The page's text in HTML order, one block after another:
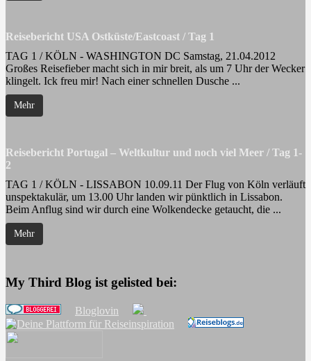
Reisebericht USA Ostküste/Eastcoast / Tag 1
TAG 1 / KÖLN - WASHINGTON DC Samstag, 21.04.2012
Großes Reisefieber macht sich in mir breit, als um 7 Uhr der Wecker
klingelt. Ick freu mir! Nach einer schnellen Dusche ...
Mehr
Reisebericht Portugal – Weltkultur und noch viel Meer / Tag 1-
2
TAG 1 / KÖLN - LISSABON 10.09.11 Der Flug von Köln verläuft
unspektakulär, um 13.00 Uhr landen wir pünktlich in Lissabon.
Beim Anflug sind wir durch eine Wolkendecke getaucht, die ...
Mehr
My Third Blog ist gelisted bei:
Bloglovin